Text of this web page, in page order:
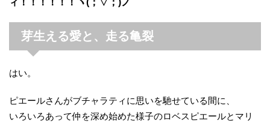
ィ！！！！！！ヽ(；▽；)ノ
芽生える愛と、走る亀裂
はい。
ピエールさんがブチャラティに思いを馳せている間に、
いろいろあって仲を深め始めた様子のロベスピエールとマリ